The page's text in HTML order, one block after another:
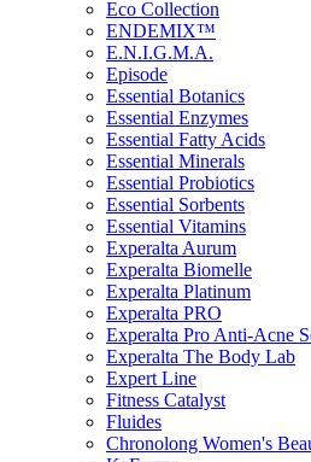
Eco Collection
ENDEMIX™
E.N.I.G.M.A.
Episode
Essential Botanics
Essential Enzymes
Essential Fatty Acids
Essential Minerals
Essential Probiotics
Essential Sorbents
Essential Vitamins
Experalta Aurum
Experalta Biomelle
Experalta Platinum
Experalta PRO
Experalta Pro Anti-Acne
Experalta The Body Lab
Expert Line
Fitness Catalyst
Fluides
Chronolong Women's